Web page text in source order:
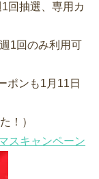
回抽選、専用カ
1回のみ利用可
ポンも1月11日
！）
スキャンペーン